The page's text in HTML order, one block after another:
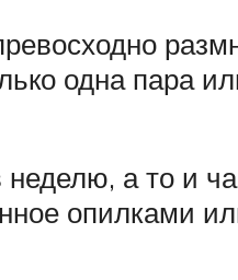
одна пара
а то и
опилками